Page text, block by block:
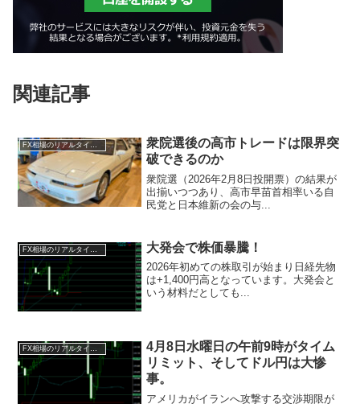
関連記事
FX相場のリアルタイム情報2026
衆院選後の高市トレードは限界突
破できるのか
衆院選（2026年2月8日投開票）の結果が
出揃いつつあり、高市早苗首相率いる自
民党と日本維新の会の与...
大発会で株価暴騰！
2026年初めての株取引が始まり日経先物
は+1,400円高となっています。大発会と
いう材料だとしても...
FX相場のリアルタイム情報2026
4月8日水曜日の午前9時がタイム
リミット、そしてドル円は大惨
事。
アメリカがイランへ攻撃する交渉期限が